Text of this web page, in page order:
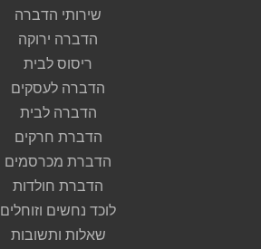
שירותי הדברה
הדברה ירוקה
ריסוס לבית
הדברה לעסקים
הדברה לבית
הדברת חרקים
הדברת מכרסמים
הדברת חולדות
לוכד נחשים וזוחלים
שאלות ותשובות